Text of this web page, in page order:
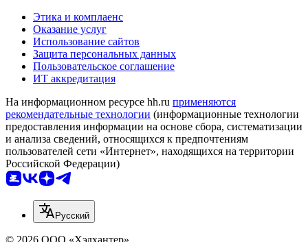
Этика и комплаенс
Оказание услуг
Использование сайтов
Защита персональных данных
Пользовательское соглашение
ИТ аккредитация
На информационном ресурсе hh.ru применяются
рекомендательные технологии (информационные технологии
предоставления информации на основе сбора, систематизации
и анализа сведений, относящихся к предпочтениям
пользователей сети «Интернет», находящихся на территории
Российской Федерации)
Русский
© 2026 ООО «Хэдхантер»